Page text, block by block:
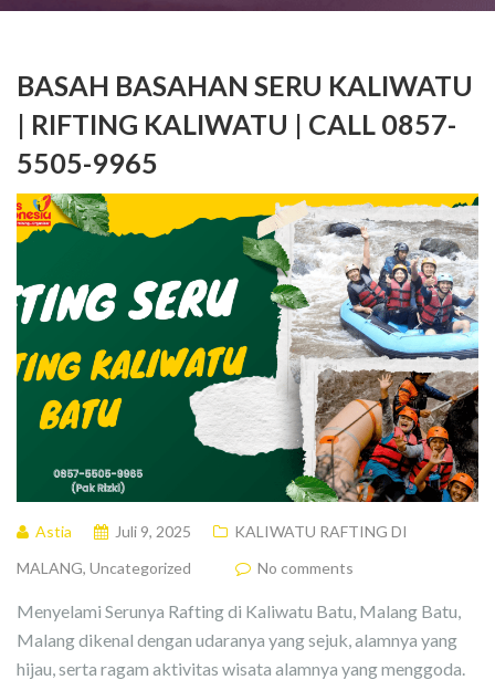
BASAH BASAHAN SERU KALIWATU
| RIFTING KALIWATU | CALL 0857-
5505-9965
Astia Juli 9, 2025
KALIWATU RAFTING DI
MALANG, Uncategorized No comments
Menyelami Serunya Rafting di Kaliwatu Batu, Malang Batu,
Malang dikenal dengan udaranya yang sejuk, alamnya yang
hijau, serta ragam aktivitas wisata alamnya yang menggoda.